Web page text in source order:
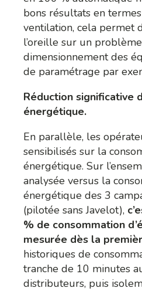
bons résultats en
ventilation, cela permet
l’oreille sur un
dimensionnement des
de paramétrage par
Réduction significative
énergétique.
En parallèle, les
sensibilisés sur la
énergétique. Sur
analysée versus la
énergétique des 3
(pilotée sans Javelot),
% de consommation
mesurée dès la
historiques de
tranche de 10 minutes
distributeurs, puis